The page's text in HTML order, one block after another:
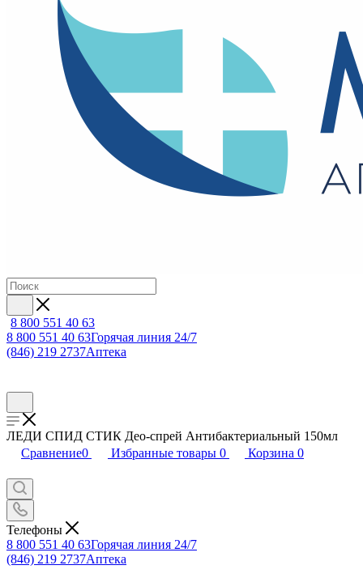
8 800 551 40 63
8 800 551 40 63Горячая линия 24/7
(846) 219 2737Аптека
ЛЕДИ СПИД СТИК Део-спрей Антибактериальный 150мл
Сравнение0 Избранные товары 0 Корзина 0
Телефоны
8 800 551 40 63Горячая линия 24/7
(846) 219 2737Аптека